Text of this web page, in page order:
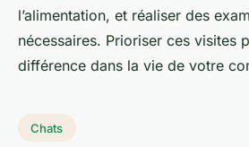
l’alimentation, et réaliser des
nécessaires. Prioriser ces visites
différence dans la vie de votre
Chats